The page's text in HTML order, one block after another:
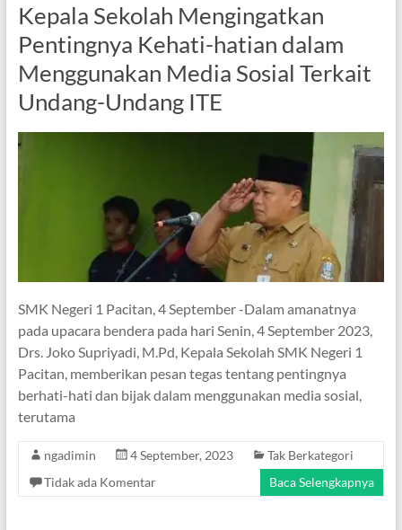
Kepala Sekolah Mengingatkan
Pentingnya Kehati-hatian dalam
Menggunakan Media Sosial Terkait
Undang-Undang ITE
SMK Negeri 1 Pacitan, 4 September -Dalam amanatnya
pada upacara bendera pada hari Senin, 4 September 2023,
Drs. Joko Supriyadi, M.Pd, Kepala Sekolah SMK Negeri 1
Pacitan, memberikan pesan tegas tentang pentingnya
berhati-hati dan bijak dalam menggunakan media sosial,
terutama
ngadimin 4 September, 2023
Tak Berkategori
Tidak ada Komentar
Baca Selengkapnya